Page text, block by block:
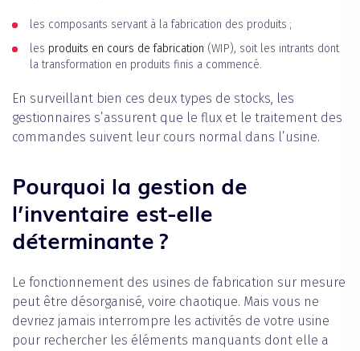
les composants servant à la fabrication des produits ;
les produits en cours de fabrication (WIP), soit les intrants dont
la transformation en produits finis a commencé.
En surveillant bien ces deux types de stocks, les
gestionnaires s’assurent que le flux et le traitement des
commandes suivent leur cours normal dans l’usine.
Pourquoi la gestion de
l’inventaire est-elle
déterminante ?
Le fonctionnement des usines de fabrication sur mesure
peut être désorganisé, voire chaotique. Mais vous ne
devriez jamais interrompre les activités de votre usine
pour rechercher les éléments manquants dont elle a